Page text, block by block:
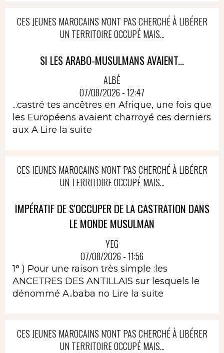
CES JEUNES MAROCAINS N'ONT PAS CHERCHÉ À LIBÉRER
UN TERRITOIRE OCCUPÉ MAIS...
SI LES ARABO-MUSULMANS AVAIENT...
ALBÈ
07/08/2026 - 12:47
...castré tes ancêtres en Afrique, une fois que
les Européens avaient charroyé ces derniers
aux A Lire la suite
CES JEUNES MAROCAINS N'ONT PAS CHERCHÉ À LIBÉRER
UN TERRITOIRE OCCUPÉ MAIS...
IMPÉRATIF DE S'OCCUPER DE LA CASTRATION DANS
LE MONDE MUSULMAN
YEG
07/08/2026 - 11:56
1° ) Pour une raison très simple :les
ANCETRES DES ANTILLAIS sur lesquels le
dénommé A..baba no Lire la suite
CES JEUNES MAROCAINS N'ONT PAS CHERCHÉ À LIBÉRER
UN TERRITOIRE OCCUPÉ MAIS...